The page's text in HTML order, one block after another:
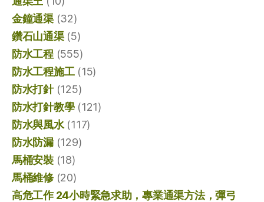
金鐘通渠(32)
鑽石山通渠(5)
防水工程(555)
防水工程施工(15)
防水打針(125)
防水打針教學(121)
防水與風水(117)
防水防漏(129)
馬桶安裝(18)
馬桶維修(20)
高危工作 24小時緊急求助，專業通渠方法，彈弓